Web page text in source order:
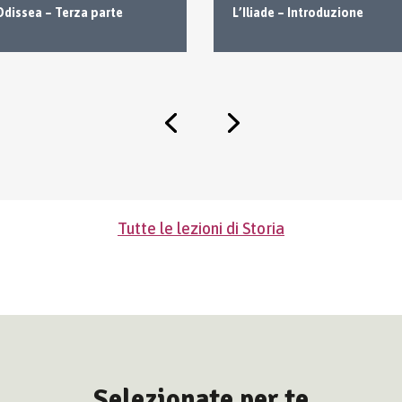
– Terza parte L’Iliade – Introduzione
Tutte le lezioni di Storia